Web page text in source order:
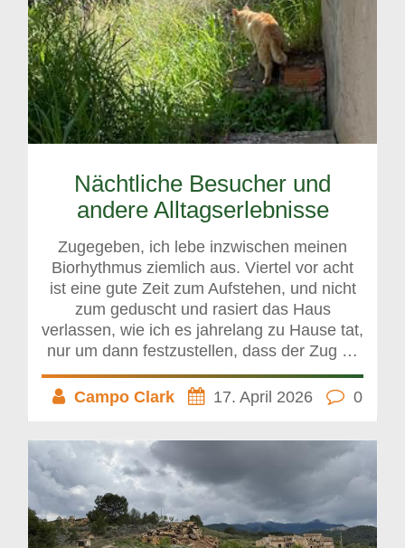
Nächtliche Besucher und
andere Alltagserlebnisse
Zugegeben, ich lebe inzwischen meinen
Biorhythmus ziemlich aus. Viertel vor acht
ist eine gute Zeit zum Aufstehen, und nicht
zum geduscht und rasiert das Haus
verlassen, wie ich es jahrelang zu Hause tat,
nur um dann festzustellen, dass der Zug …
Campo Clark 17. April 2026 0